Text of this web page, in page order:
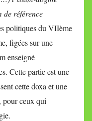
de référence
politiques du VIIème
figées sur une
enseigné
Cette partie est une
cette doxa et une
pour ceux qui